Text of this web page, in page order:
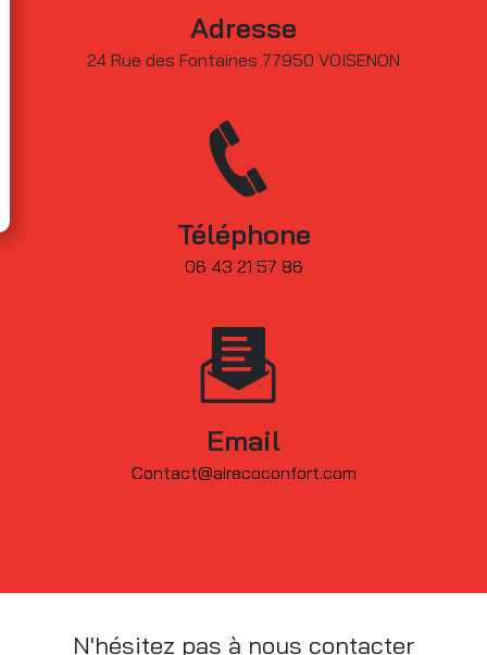
Adresse
24 Rue des Fontaines 77950 VOISENON
Téléphone
06 43 21 57 86
Email
contact@airecoconfort.com
N'hésitez pas à nous contacter